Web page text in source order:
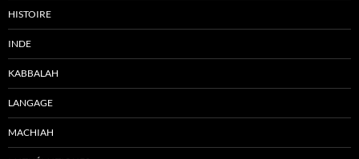
HISTOIRE
INDE
KABBALAH
LANGAGE
MACHIAH